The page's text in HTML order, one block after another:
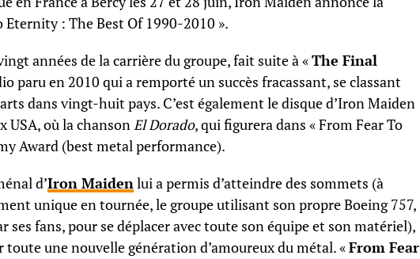
Eternity : The Best Of 1990-2010 ».
années de la carrière du groupe, fait suite à «The Final
paru en 2010 qui a remporté un succès fracassant, se classant
dans vingt-huit pays. C’est également le disque d’Iron Maiden
USA, où la chansonEl Dorado, qui figurera dans « From Fear To
Award (best metal performance).
d’Iron Maidenlui a permis d’atteindre des sommets (à
unique en tournée, le groupe utilisant son propre Boeing 757,
ses fans, pour se déplacer avec toute son équipe et son matériel),
une nouvelle génération d’amoureux du métal. «From Fear